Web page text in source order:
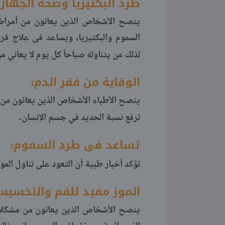
ينصح الأشخاص الذين يعانون من
السموم والبكتيريا، ويساعد فى علاج
لذلك من يتناوله صباحاً كل يوم لا يعاني
الوقاية من فقر الدم:
ينصح الأطباء الأشخاص الذين يعانون من
ترفع نسبة الحديد في جسم الإنسان.
تساعد فى طرد السموم:
تؤكد أخبار طبية أن التعود على تناول
الموز مفيد للفم
ينصح الأشخاص الذين يعانون من